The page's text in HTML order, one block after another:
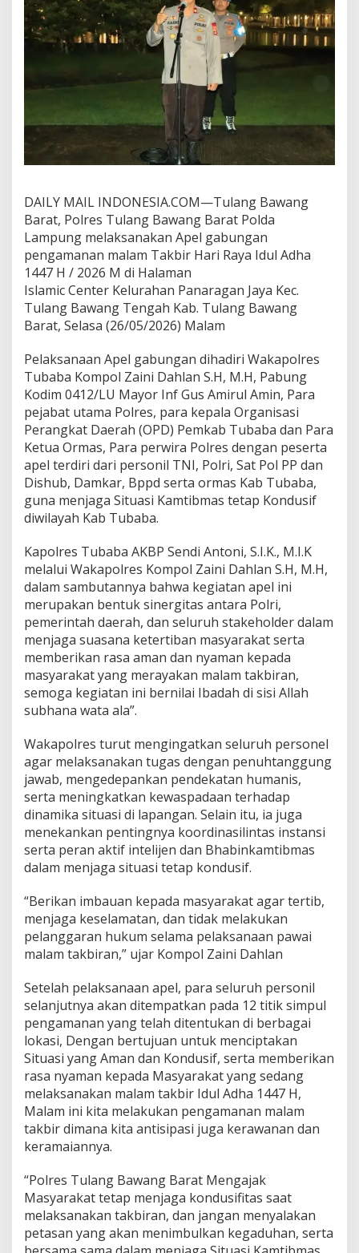
B
a
r
G
a
e
a
p
a
n
e
n
g
a
n
a
n
M
a
l
a
m
T
a
b
r
a
n
I
d
u
l
A
d
h
a
1
4
7
H
DAILY MAIL INDONESIA.COM—Tulang Bawang
Barat, Polres Tulang Bawang Barat Polda
Lampung melaksanakan Apel gabungan
pengamanan malam Takbir Hari Raya Idul Adha
1447 H / 2026 M di Halaman
Islamic Center Kelurahan Panaragan Jaya Kec.
Tulang Bawang Tengah Kab. Tulang Bawang
Barat, Selasa (26/05/2026) Malam
Pelaksanaan Apel gabungan dihadiri Wakapolres
Tubaba Kompol Zaini Dahlan S.H, M.H, Pabung
Kodim 0412/LU Mayor Inf Gus Amirul Amin, Para
pejabat utama Polres, para kepala Organisasi
Perangkat Daerah (OPD) Pemkab Tubaba dan Para
Ketua Ormas, Para perwira Polres dengan peserta
apel terdiri dari personil TNI, Polri, Sat Pol PP dan
Dishub, Damkar, Bppd serta ormas Kab Tubaba,
guna menjaga Situasi Kamtibmas tetap Kondusif
diwilayah Kab Tubaba.
Kapolres Tubaba AKBP Sendi Antoni, S.I.K., M.I.K
melalui Wakapolres Kompol Zaini Dahlan S.H, M.H,
dalam sambutannya bahwa kegiatan apel ini
merupakan bentuk sinergitas antara Polri,
pemerintah daerah, dan seluruh stakeholder dalam
menjaga suasana ketertiban masyarakat serta
memberikan rasa aman dan nyaman kepada
masyarakat yang merayakan malam takbiran,
semoga kegiatan ini bernilai Ibadah di sisi Allah
subhana wata ala”.
Wakapolres turut mengingatkan seluruh personel
agar melaksanakan tugas dengan penuhtanggung
jawab, mengedepankan pendekatan humanis,
serta meningkatkan kewaspadaan terhadap
dinamika situasi di lapangan. Selain itu, ia juga
menekankan pentingnya koordinasilintas instansi
serta peran aktif intelijen dan Bhabinkamtibmas
dalam menjaga situasi tetap kondusif.
“Berikan imbauan kepada masyarakat agar tertib,
menjaga keselamatan, dan tidak melakukan
pelanggaran hukum selama pelaksanaan pawai
malam takbiran,” ujar Kompol Zaini Dahlan
Setelah pelaksanaan apel, para seluruh personil
selanjutnya akan ditempatkan pada 12 titik simpul
pengamanan yang telah ditentukan di berbagai
lokasi, Dengan bertujuan untuk menciptakan
Situasi yang Aman dan Kondusif, serta memberikan
rasa nyaman kepada Masyarakat yang sedang
melaksanakan malam takbir Idul Adha 1447 H,
Malam ini kita melakukan pengamanan malam
takbir dimana kita antisipasi juga kerawanan dan
keramaiannya.
“Polres Tulang Bawang Barat Mengajak
Masyarakat tetap menjaga kondusifitas saat
melaksanakan takbiran, dan jangan menyalakan
petasan yang akan menimbulkan kegaduhan, serta